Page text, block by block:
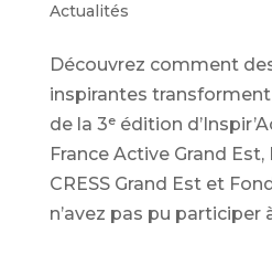
Actualités
Découvrez comment
inspirantes
de la 3ᵉ édition
France Active Grand
CRESS Grand Est et
n’avez pas pu participer